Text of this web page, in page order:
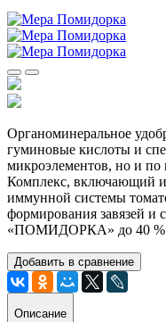
Органоминеральное
гуминовые кислоты и
микроэлементов, но и
Комплекс, включающий
иммунной системы
формирования завязей и
«ПОМИДОРКА» до 40 %
Добавить в сравнение
Описание